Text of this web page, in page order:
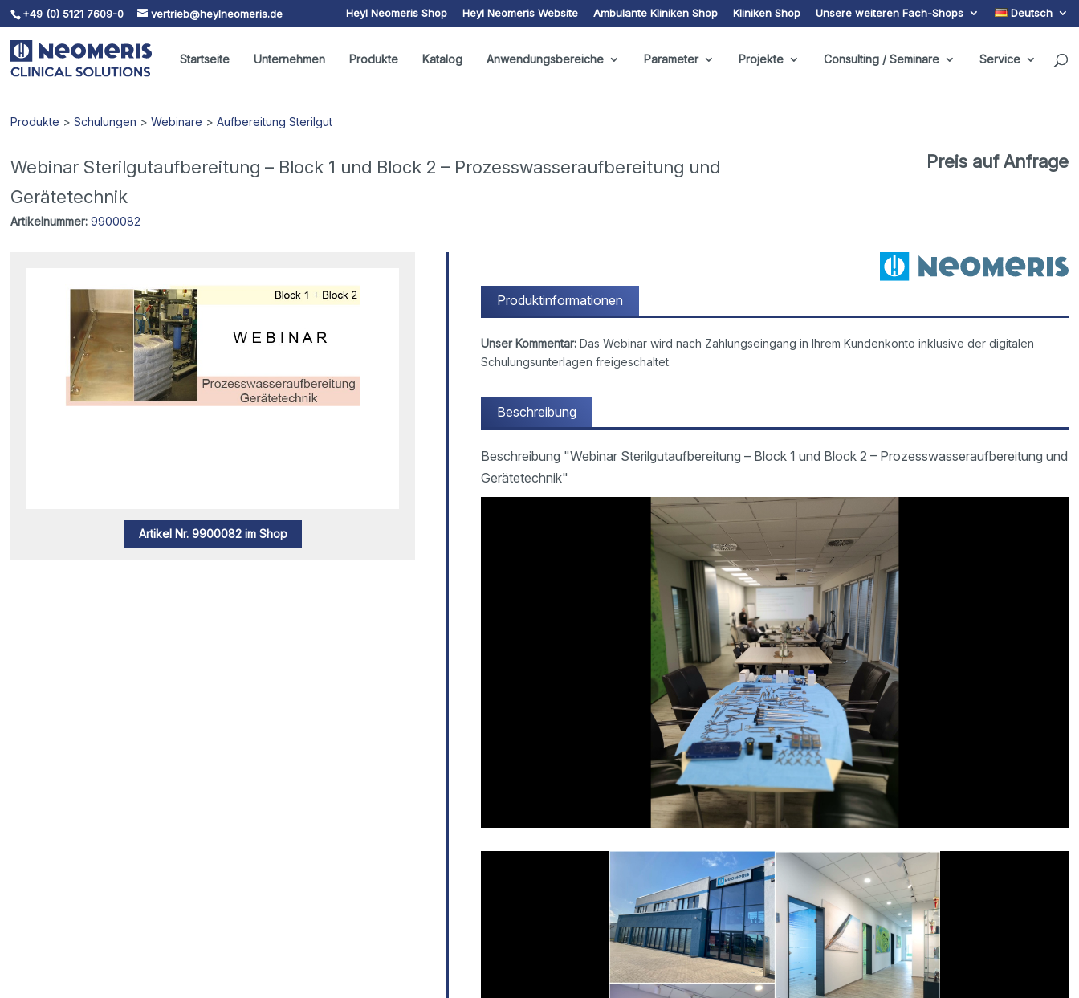
Skip To Content
+49 (0) 5121 7609-0 vertrieb@heylneomeris.de Heyl Neomeris Shop Heyl Neomeris Website Ambulante Kliniken Shop Kliniken Shop Unsere weiteren Fach-Shops Deutsch
Startseite Unternehmen Produkte Katalog Anwendungsbereiche Parameter Projekte Consulting / Seminare Service
Produkte >Schulungen >Webinare >Aufbereitung Sterilgut
Webinar Sterilgutaufbereitung – Block 1 und Block 2 – Prozesswasseraufbereitung und
Gerätetechnik
Artikelnummer: 9900082
Preis auf Anfrage
Artikel Nr. 9900082 im Shop
Produktinformationen
Unser Kommentar:Das Webinar wird nach Zahlungseingang in Ihrem Kundenkonto inklusive der digitalen
Schulungsunterlagen freigeschaltet.
Beschreibung
Beschreibung "Webinar Sterilgutaufbereitung – Block 1 und Block 2 – Prozesswasseraufbereitung und
Gerätetechnik"